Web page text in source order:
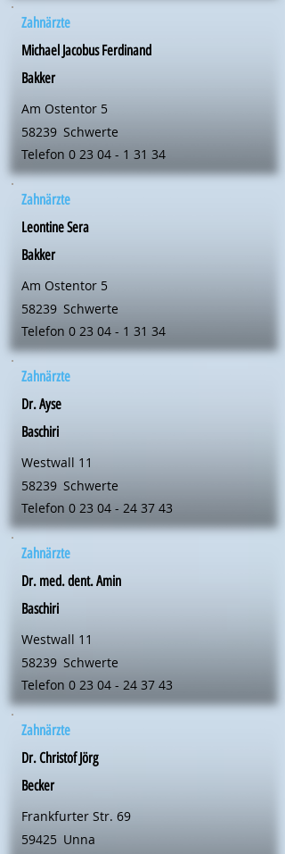
Zahnärzte
Michael Jacobus Ferdinand
Bakker
Am Ostentor 5
58239 Schwerte
Telefon 0 23 04 - 1 31 34
Zahnärzte
Leontine Sera
Bakker
Am Ostentor 5
58239 Schwerte
Telefon 0 23 04 - 1 31 34
Zahnärzte
Dr. Ayse
Baschiri
Westwall 11
58239 Schwerte
Telefon 0 23 04 - 24 37 43
Zahnärzte
Dr. med. dent. Amin
Baschiri
Westwall 11
58239 Schwerte
Telefon 0 23 04 - 24 37 43
Zahnärzte
Dr. Christof Jörg
Becker
Frankfurter Str. 69
59425 Unna